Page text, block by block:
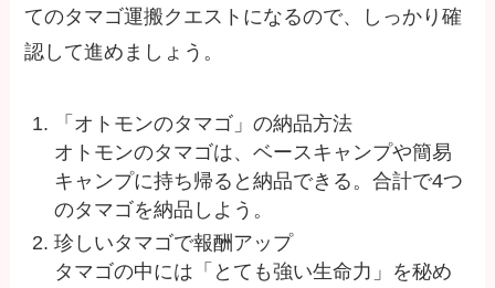
てのタマゴ運搬クエストになるので、しっかり確
認して進めましょう。
「オトモンのタマゴ」の納品方法
オトモンのタマゴは、ベースキャンプや簡易
キャンプに持ち帰ると納品できる。合計で4つ
のタマゴを納品しよう。
珍しいタマゴで報酬アップ
タマゴの中には「とても強い生命力」を秘め